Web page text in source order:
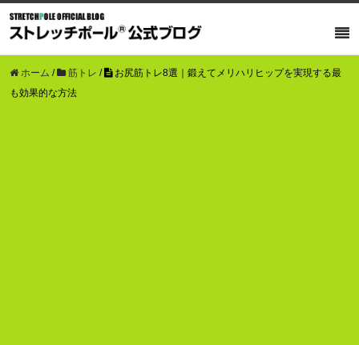
ホーム / 筋トレ /
お尻筋トレ8選｜鍛えてメリハリヒップを実現する最
も効果的な方法